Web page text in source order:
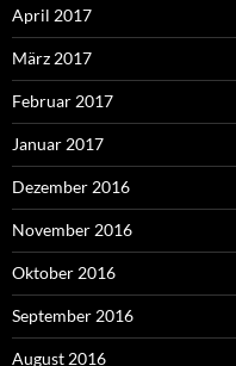
April 2017
März 2017
Februar 2017
Januar 2017
Dezember 2016
November 2016
Oktober 2016
September 2016
August 2016